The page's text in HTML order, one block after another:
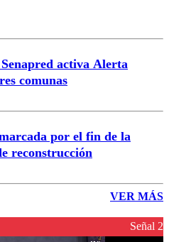
activa Alerta
comunas
por el fin de la
reconstrucción
VER MÁS
Señal 2